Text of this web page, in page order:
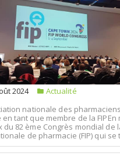
2024
Actualité
nationale des
en tant que membre de la FIPEn
du 82 ème Congrès mondial de
de pharmacie (FIP) qui se